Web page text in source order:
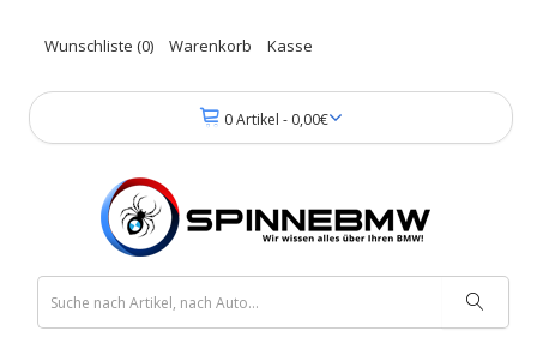
Wunschliste (0) Warenkorb Kasse
0 Artikel - 0,00€